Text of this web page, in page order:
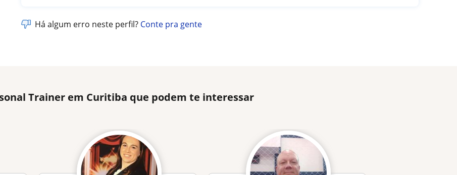
Há algum erro neste perfil? Conte pra gente
Trainer em Curitiba que podem te interessar